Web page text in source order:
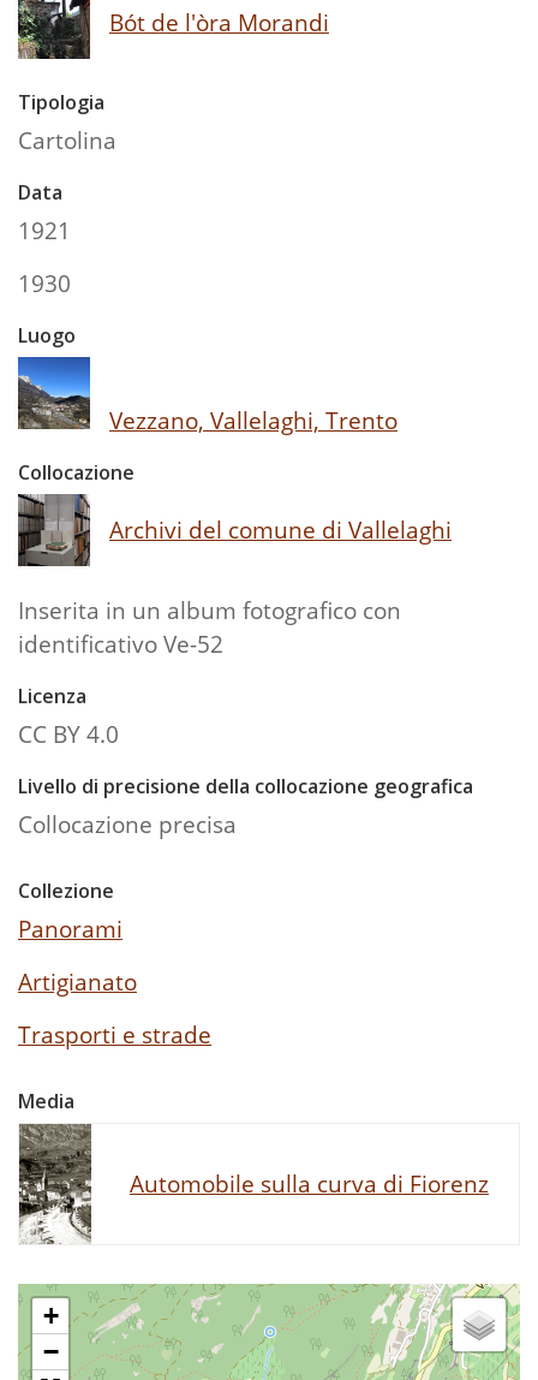
Bót de l'òra Morandi
Tipologia
Cartolina
Data
1921
1930
Luogo
Vezzano, Vallelaghi, Trento
Collocazione
Archivi del comune di Vallelaghi
Inserita in un album fotografico con
identificativo Ve-52
Licenza
CC BY 4.0
Livello di precisione della collocazione geografica
Collocazione precisa
Collezione
Panorami
Artigianato
Trasporti e strade
Media
Automobile sulla curva di Fiorenz
+
−